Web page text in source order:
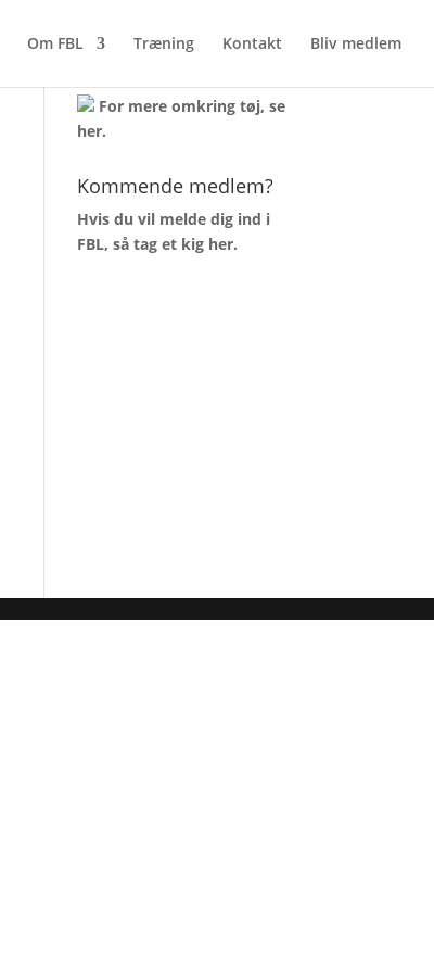
Om FBL Træning Kontakt Bliv medlem
For mere omkring tøj, se
her.
Kommende medlem?
Hvis du vil melde dig ind i
FBL, så tag et kig her.